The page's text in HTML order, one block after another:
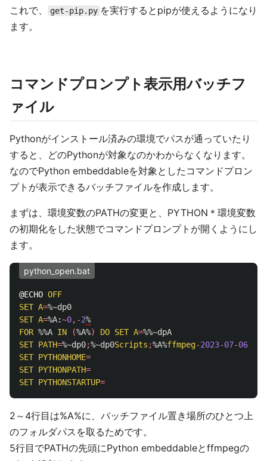
これで、 get-pip.py を実行するとpipが使えるようになり
ます。
コマンドプロンプト表示用バッチフ
ァイル
Pythonがインストール済みの環境でパスが通っていたり
すると、どのPythonが対象なのかわからなくなります。
なのでPython embeddableを対象としたコマンドプロン
プトが表示できるバッチファイルを作成します。
まずは、環境変数のPATHの変更と、PYTHON＊環境変数
の初期化をした状態でコマンドプロンプトが開くようにし
ます。
python_open.bat
@ECHO OFF
SET A=%~dp0
SET A=%A:~0,-2%
FOR %%A IN (%A%) DO SET A=%%~dpA
SET PATH=%~dp0;%~dp0Scripts ;%A%ffmpeg-2023-07-06
SET PYTHONHOME=
SET PYTHONPATH=
SET PYTHONSTARTUP=
2～4行目は%A%に、バッチファイル置き場所のひとつ上
のフォルダパスを取るためです。
5行目でPATHの先頭にPython embeddableとffmpegの